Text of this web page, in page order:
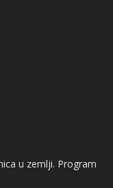
u zemlji. Program